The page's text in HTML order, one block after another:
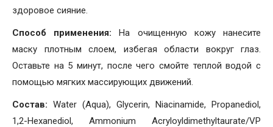
здоровое сияние.
Способ применения:На очищенную кожу нанесите
маску плотным слоем, избегая области вокруг глаз.
Оставьте на 5 минут, после чего смойте теплой водой с
помощью мягких массирующих движений.
Состав: Water (Aqua), Glycerin, Niacinamide, Propanediol,
1,2-Hexanediol, Ammonium Acryloyldimethyltaurate/VP